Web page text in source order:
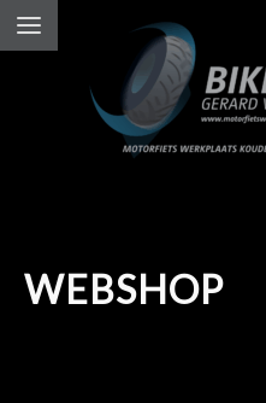
WEBSHOP